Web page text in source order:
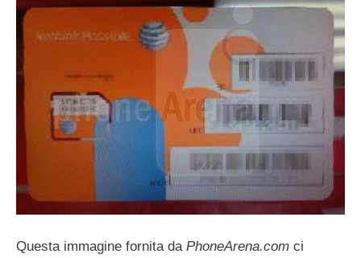
Questa immagine fornita da PhoneArena.com ci